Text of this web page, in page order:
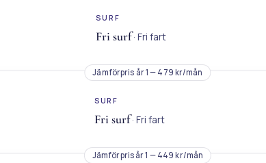
SURF
Fri surf· Fri fart
Jämförpris år 1 — 479 kr/mån
SURF
Fri surf· Fri fart
Jämförpris år 1 — 449 kr/mån